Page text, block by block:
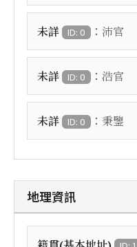
未詳 ID: 0 ： 沛官
未詳 ID: 0 ： 浩官
未詳 ID: 0 ： 秉鑒
地理資訊